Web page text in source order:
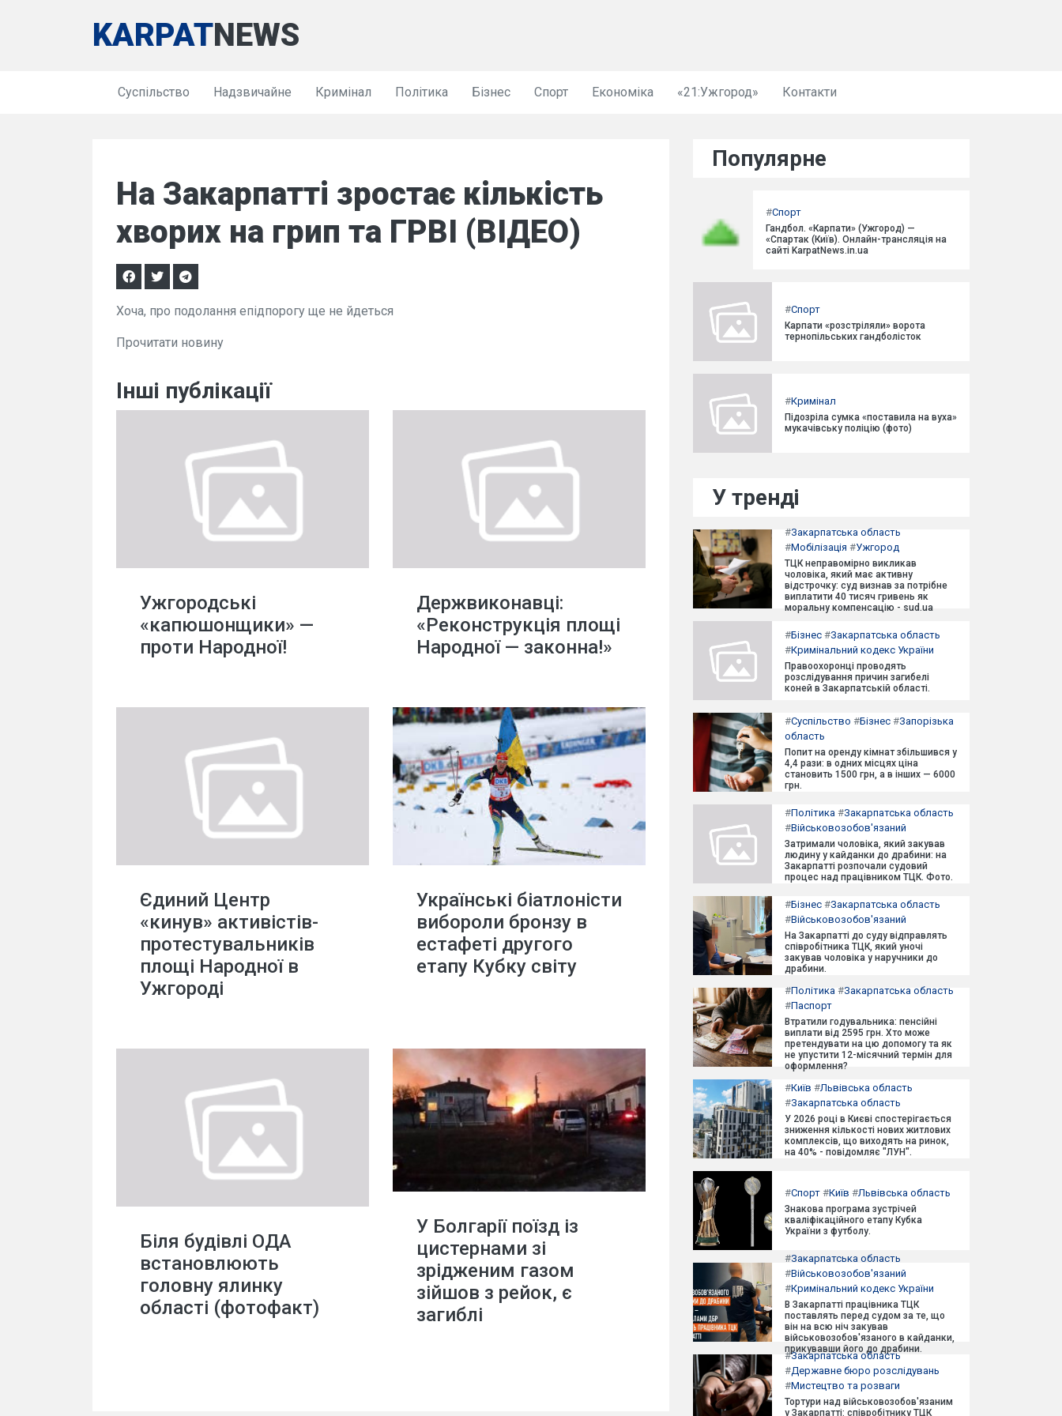
KARPATNEWS
Суспільство Надзвичайне Кримінал Політика Бізнес Спорт Економіка «21:Ужгород» Контакти
На Закарпатті зростає кількість
хворих на грип та ГРВІ (ВІДЕО)
Хоча, про подолання епідпорогу ще не йдеться
Прочитати новину
Інші публікації
Ужгородські
«капюшонщики» —
проти Народної!
Держвиконавці:
«Реконструкція площі
Народної — законна!»
Єдиний Центр
«кинув» активістів-
протестувальників
площі Народної в
Ужгороді
Українські біатлоністи
вибороли бронзу в
естафеті другого
етапу Кубку світу
Біля будівлі ОДА
встановлюють
головну ялинку
області (фотофакт)
У Болгарії поїзд із
цистернами зі
зрідженим газом
зійшов з рейок, є
загиблі
Популярне
#Спорт
Гандбол. «Карпати» (Ужгород) —
«Спартак (Київ). Онлайн-трансляція на
сайті KarpatNews.in.ua
#Спорт
Карпати «розстріляли» ворота
тернопільських гандболісток
#Кримінал
Підозріла сумка «поставила на вуха»
мукачівську поліцію (фото)
У тренді
#Закарпатська область
#Мобілізація #Ужгород
ТЦК неправомірно викликав
чоловіка, який має активну
відстрочку: суд визнав за потрібне
виплатити 40 тисяч гривень як
моральну компенсацію - sud.ua
#Бізнес #Закарпатська область
#Кримінальний кодекс України
Правоохоронці проводять
розслідування причин загибелі
коней в Закарпатській області.
#Суспільство #Бізнес #Запорізька
область
Попит на оренду кімнат збільшився у
4,4 рази: в одних місцях ціна
становить 1500 грн, а в інших — 6000
грн.
#Політика #Закарпатська область
#Військовозобов'язаний
Затримали чоловіка, який закував
людину у кайданки до драбини: на
Закарпатті розпочали судовий
процес над працівником ТЦК. Фото.
#Бізнес #Закарпатська область
#Військовозобов'язаний
На Закарпатті до суду відправлять
співробітника ТЦК, який уночі
закував чоловіка у наручники до
драбини.
#Політика #Закарпатська область
#Паспорт
Втратили годувальника: пенсійні
виплати від 2595 грн. Хто може
претендувати на цю допомогу та як
не упустити 12-місячний термін для
оформлення?
#Київ #Львівська область
#Закарпатська область
У 2026 році в Києві спостерігається
зниження кількості нових житлових
комплексів, що виходять на ринок,
на 40% - повідомляє "ЛУН".
#Спорт #Київ #Львівська область
Знакова програма зустрічей
кваліфікаційного етапу Кубка
України з футболу.
#Закарпатська область
#Військовозобов'язаний
#Кримінальний кодекс України
В Закарпатті працівника ТЦК
поставлять перед судом за те, що
він на всю ніч закував
військовозобов'язаного в кайданки,
прикувавши його до драбини.
#Закарпатська область
#Державне бюро розслідувань
#Мистецтво та розваги
Тортури над військовозобов'язаним
у Закарпатті: співробітнику ТЦК